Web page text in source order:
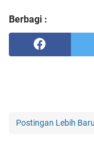
Berbagi :
Postingan Lebih Baru